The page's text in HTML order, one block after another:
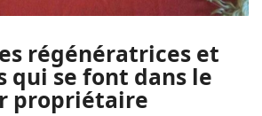
régénératrices et
qui se font dans le
propriétaire